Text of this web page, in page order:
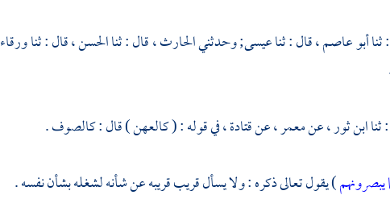
أبو عاصم ،قال : ثناعيسى;وحدثنيالحارث ،قال : ثناالحسن ،قال : ثناورقاء
ابن ثور ،عنمعمر ،عنقتادة ،في قوله : ( كالعهن ) قال : كالصوف .
يبصرونهم) يقول تعالى ذكره : ولا يسأل قريب قريبه عن شأنه لشغله بشأن نفسه .